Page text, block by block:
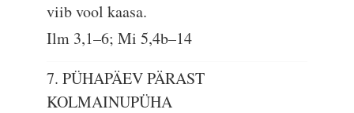
viib vool kaasa.
Ilm 3,1–6; Mi 5,4b–14
7. PÜHAPÄEV PÄRAST
KOLMAINUPÜHA